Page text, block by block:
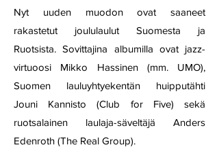
Nyt uuden muodon ovat saaneet
rakastetut joululaulut Suomesta ja
Ruotsista. Sovittajina albumilla ovat jazz-
virtuoosi Mikko Hassinen (mm. UMO),
Suomen lauluyhtyekentän huipputähti
Jouni Kannisto (Club for Five) sekä
ruotsalainen laulaja-säveltäjä Anders
Edenroth (The Real Group).